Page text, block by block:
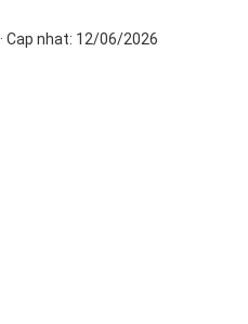
· Cap nhat: 12/06/2026